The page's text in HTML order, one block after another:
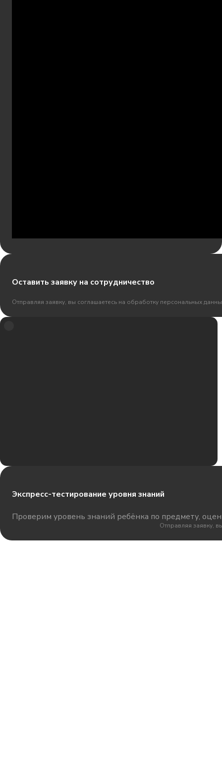
Оставить заявку на сотрудничество
Отправляя заявку, вы соглашаетесь на обработку персональных
Экспресс-тестирование уровня знаний
Проверим уровень знаний ребёнка по предмету,
Отправляя заявку,